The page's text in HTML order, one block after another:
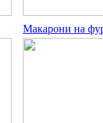
Макарони на